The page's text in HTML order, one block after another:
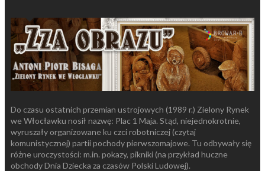
Do czasu ostatnich przemian ustrojowych (1989 r.) Zielony Rynek
we Włocławku nosił nazwę: Plac 1 Maja. Stąd, niejednokrotnie,
wyruszały organizowane ku czci robotniczej (czytaj
komunistycznej) partii pochody pierwszomajowe. Tu odbywały się
różne uroczystości: m.in. pokazy, pikniki (na przykład huczne
obchody Dnia Dziecka za czasów Polski Ludowej).